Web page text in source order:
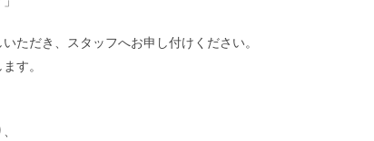
ただき、スタッフへお申し付けください。
す。